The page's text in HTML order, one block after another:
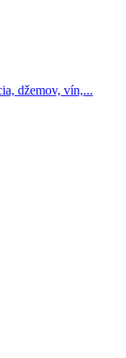
džemov, vín,...